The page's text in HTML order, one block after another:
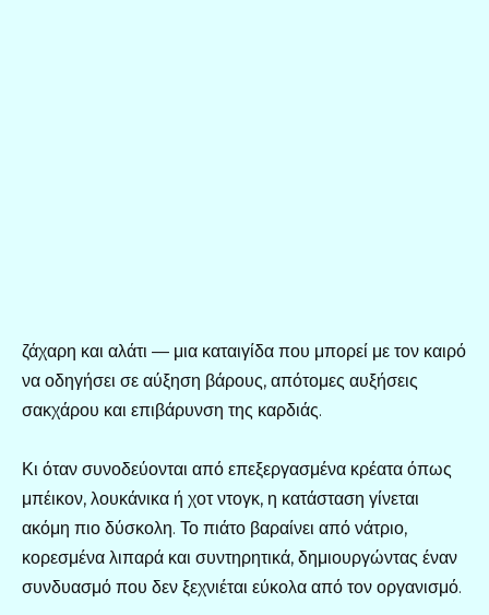
ζάχαρη και αλάτι — μια καταιγίδα που μπορεί με τον καιρό
να οδηγήσει σε αύξηση βάρους, απότομες αυξήσεις
σακχάρου και επιβάρυνση της καρδιάς.
Κι όταν συνοδεύονται από επεξεργασμένα κρέατα όπως
μπέικον, λουκάνικα ή χοτ ντογκ, η κατάσταση γίνεται
ακόμη πιο δύσκολη. Το πιάτο βαραίνει από νάτριο,
κορεσμένα λιπαρά και συντηρητικά, δημιουργώντας έναν
συνδυασμό που δεν ξεχνιέται εύκολα από τον οργανισμό.